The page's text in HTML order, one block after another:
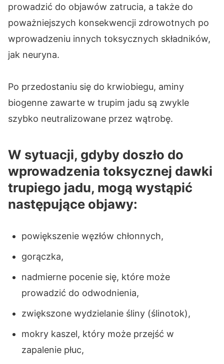
prowadzić do objawów zatrucia, a także do
poważniejszych konsekwencji zdrowotnych po
wprowadzeniu innych toksycznych składników,
jak neuryna.
Po przedostaniu się do krwiobiegu, aminy
biogenne zawarte w trupim jadu są zwykle
szybko neutralizowane przez wątrobę.
W sytuacji, gdyby doszło do
wprowadzenia toksycznej dawki
trupiego jadu, mogą wystąpić
następujące objawy:
powiększenie węzłów chłonnych,
gorączka,
nadmierne pocenie się, które może
prowadzić do odwodnienia,
zwiększone wydzielanie śliny (ślinotok),
mokry kaszel, który może przejść w
zapalenie płuc,